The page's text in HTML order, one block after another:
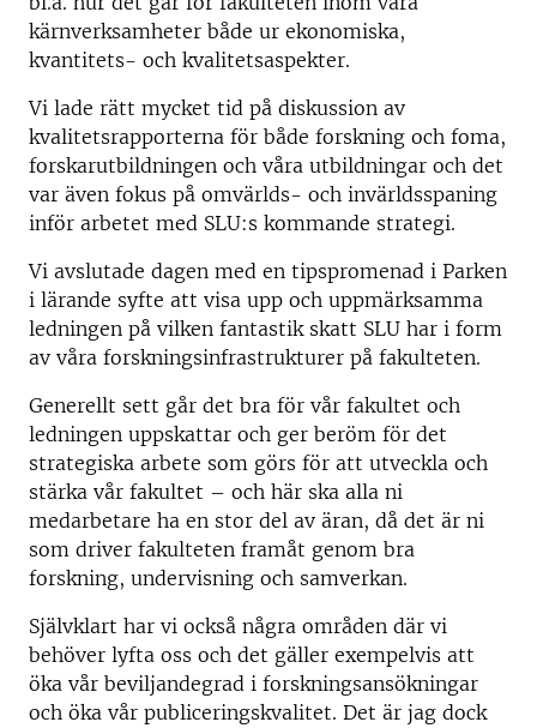
kärnverksamheter både ur ekonomiska,
kvantitets- och kvalitetsaspekter.
Vi lade rätt mycket tid på diskussion av
kvalitetsrapporterna för både forskning och foma,
forskarutbildningen och våra utbildningar och det
var även fokus på omvärlds- och invärldsspaning
inför arbetet med SLU:s kommande strategi.
Vi avslutade dagen med en tipspromenad i Parken
i lärande syfte att visa upp och uppmärksamma
ledningen på vilken fantastik skatt SLU har i form
av våra forskningsinfrastrukturer på fakulteten.
Generellt sett går det bra för vår fakultet och
ledningen uppskattar och ger beröm för det
strategiska arbete som görs för att utveckla och
stärka vår fakultet – och här ska alla ni
medarbetare ha en stor del av äran, då det är ni
som driver fakulteten framåt genom bra
forskning, undervisning och samverkan.
Självklart har vi också några områden där vi
behöver lyfta oss och det gäller exempelvis att
öka vår beviljandegrad i forskningsansökningar
och öka vår publiceringskvalitet. Det är jag dock